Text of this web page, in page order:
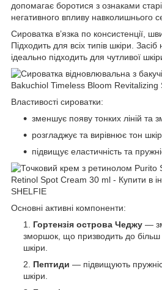
допомагає боротися з ознаками
негативного впливу навколишнього
Сироватка в’язка по консистенції,
Підходить для всіх типів шкіри.
ідеально підходить для чутливої
Властивості сироватки:
зменшує появу тонких ліній та
розгладжує та вирівнює тон
підвищує еластичність та
Основні активні компоненти:
Гортензія острова Чеджу —
зморшок, що призводить до більш
шкіри.
Пептиди — підвищують
шкіри.